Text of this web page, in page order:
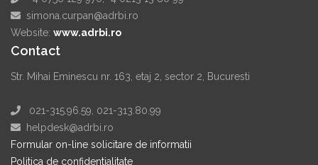
simona.curpan@adrbi.ro
Website: www.adrbi.ro
Contact
Str. Mihai Eminescu nr. 163, etaj 2, sector 2, Bucuresti
021-315.96.59, 021-313.80.99
helpdesk@adrbi.ro
Formular on-line solicitare de informatii
Politica de confidentialitate